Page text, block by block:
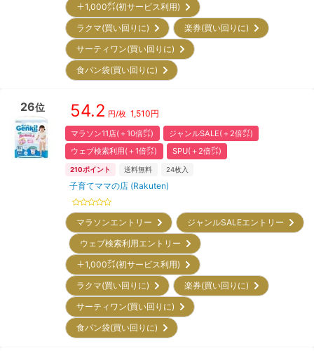
＋1,000㌽(初サービス利用)
ラクマ(買い回りに)
楽券(買い回りに)
サーティワン(買い回りに)
食パン袋(買い回りに)
26位 54.2 円/枚 1,510円
マラソン11店(＋10倍㌽)
ジャンルSALE(＋2倍㌽)
ウェブ検索利用(＋1倍㌽)
SPU(＋2倍㌽)
210ポイント 送料無料 24枚入
子育てママの店 (Rakuten)
マラソンエントリー
ジャンルSALEエントリー
ウェブ検索利用エントリー
＋1,000㌽(初サービス利用)
ラクマ(買い回りに)
楽券(買い回りに)
サーティワン(買い回りに)
食パン袋(買い回りに)